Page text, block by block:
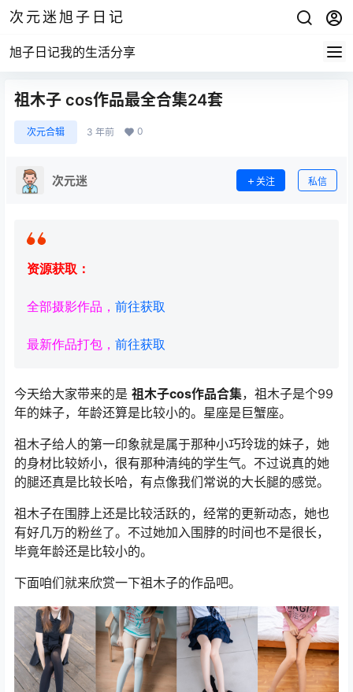
次元迷旭子日记
旭子日记我的生活分享
祖木子 cos作品最全合集24套
次元合辑 3 年前 0
次元迷 关注 私信
资源获取：
全部摄影作品， 前往获取
最新作品打包， 前往获取
今天给大家带来的是 祖木子cos作品合集，祖木子是个99
年的妹子，年龄还算是比较小的。星座是巨蟹座。
祖木子给人的第一印象就是属于那种小巧玲珑的妹子，她
的身材比较娇小，很有那种清纯的学生气。不过说真的她
的腿还真是比较长哈，有点像我们常说的大长腿的感觉。
祖木子在围脖上还是比较活跃的，经常的更新动态，她也
有好几万的粉丝了。不过她加入围脖的时间也不是很长，
毕竟年龄还是比较小的。
下面咱们就来欣赏一下祖木子的作品吧。